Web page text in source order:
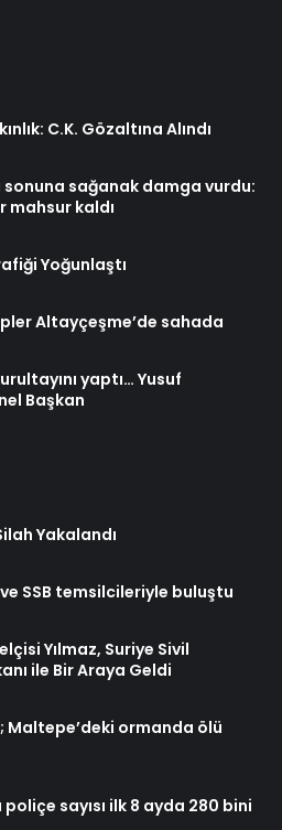
C.K. Gözaltına Alındı
sağanak damga vurdu:
mahsur kaldı
Yoğunlaştı
Altayçeşme’de sahada
yaptı… Yusuf
Başkan
Yakalandı
ve SSB temsilcileriyle buluştu
Yılmaz, Suriye Sivil
ile Bir Araya Geldi
Maltepe’deki ormanda ölü
sayısı ilk 8 ayda 280 bini